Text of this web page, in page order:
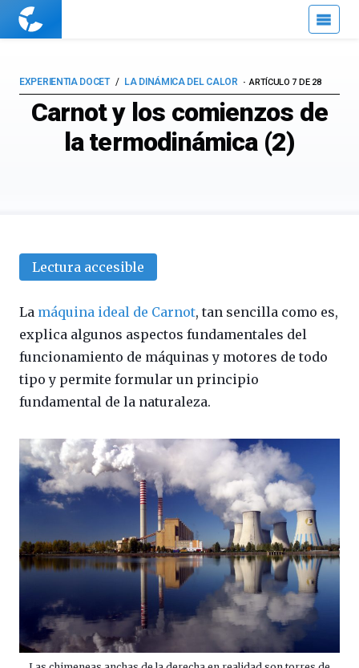
Cuaderno
Carnot y los comienzos de
la termodinámica (2)
EXPERIENTIA DOCET LA DINÁMICA DEL CALOR ARTÍCULO 7 DE 28
Lectura accesible
La máquina ideal de Carnot, tan sencilla como es,
explica algunos aspectos fundamentales del
funcionamiento de máquinas y motores de todo
tipo y permite formular un principio
fundamental de la naturaleza.